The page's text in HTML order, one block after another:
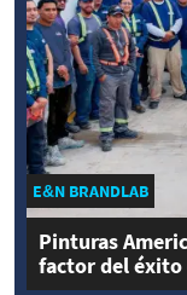
E&N BRANDLAB
Pinturas
factor del